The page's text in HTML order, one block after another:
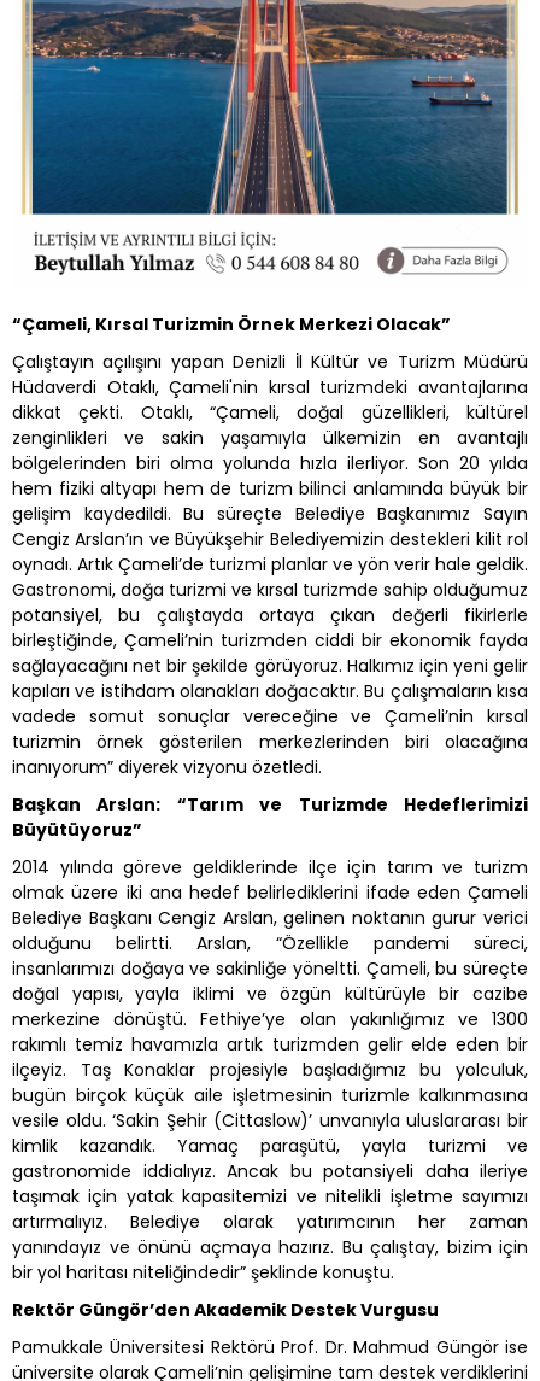
“Çameli, Kırsal Turizmin Örnek Merkezi Olacak”
Çalıştayın açılışını yapan Denizli İl Kültür ve Turizm Müdürü
Hüdaverdi Otaklı, Çameli'nin kırsal turizmdeki avantajlarına
dikkat çekti. Otaklı, “Çameli, doğal güzellikleri, kültürel
zenginlikleri ve sakin yaşamıyla ülkemizin en avantajlı
bölgelerinden biri olma yolunda hızla ilerliyor. Son 20 yılda
hem fiziki altyapı hem de turizm bilinci anlamında büyük bir
gelişim kaydedildi. Bu süreçte Belediye Başkanımız Sayın
Cengiz Arslan’ın ve Büyükşehir Belediyemizin destekleri kilit rol
oynadı. Artık Çameli’de turizmi planlar ve yön verir hale geldik.
Gastronomi, doğa turizmi ve kırsal turizmde sahip olduğumuz
potansiyel, bu çalıştayda ortaya çıkan değerli fikirlerle
birleştiğinde, Çameli’nin turizmden ciddi bir ekonomik fayda
sağlayacağını net bir şekilde görüyoruz. Halkımız için yeni gelir
kapıları ve istihdam olanakları doğacaktır. Bu çalışmaların kısa
vadede somut sonuçlar vereceğine ve Çameli’nin kırsal
turizmin örnek gösterilen merkezlerinden biri olacağına
inanıyorum” diyerek vizyonu özetledi.
Başkan Arslan: “Tarım ve Turizmde Hedeflerimizi
Büyütüyoruz”
2014 yılında göreve geldiklerinde ilçe için tarım ve turizm
olmak üzere iki ana hedef belirlediklerini ifade eden Çameli
Belediye Başkanı Cengiz Arslan, gelinen noktanın gurur verici
olduğunu belirtti. Arslan, “Özellikle pandemi süreci,
insanlarımızı doğaya ve sakinliğe yöneltti. Çameli, bu süreçte
doğal yapısı, yayla iklimi ve özgün kültürüyle bir cazibe
merkezine dönüştü. Fethiye’ye olan yakınlığımız ve 1300
rakımlı temiz havamızla artık turizmden gelir elde eden bir
ilçeyiz. Taş Konaklar projesiyle başladığımız bu yolculuk,
bugün birçok küçük aile işletmesinin turizmle kalkınmasına
vesile oldu. ‘Sakin Şehir (Cittaslow)’ unvanıyla uluslararası bir
kimlik kazandık. Yamaç paraşütü, yayla turizmi ve
gastronomide iddialıyız. Ancak bu potansiyeli daha ileriye
taşımak için yatak kapasitemizi ve nitelikli işletme sayımızı
artırmalıyız. Belediye olarak yatırımcının her zaman
yanındayız ve önünü açmaya hazırız. Bu çalıştay, bizim için
bir yol haritası niteliğindedir” şeklinde konuştu.
Rektör Güngör’den Akademik Destek Vurgusu
Pamukkale Üniversitesi Rektörü Prof. Dr. Mahmud Güngör ise
üniversite olarak Çameli’nin gelişimine tam destek verdiklerini